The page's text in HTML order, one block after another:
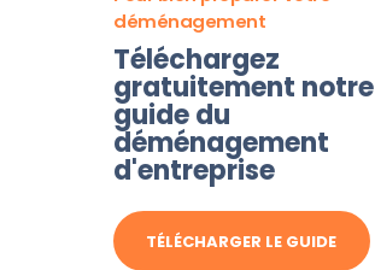
déménagement
Téléchargez
gratuitement notre
guide du
déménagement
d'entreprise
TÉLÉCHARGER LE GUIDE